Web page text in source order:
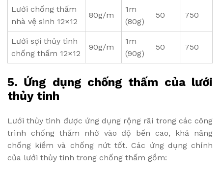
Lưới chống thấm
nhà vệ sinh 12×12
80g/m
1m
(80g)
50 750
Lưới sợi thủy tinh
chống thấm 12×12
90g/m
1m
(90g)
50 750
5. Ứng dụng chống thấm của lưới
thủy tinh
Lưới thủy tinh được ứng dụng rộng rãi trong các công
trình chống thấm nhờ vào độ bền cao, khả năng
chống kiềm và chống nứt tốt. Các ứng dụng chính
của lưới thủy tinh trong chống thấm gồm: